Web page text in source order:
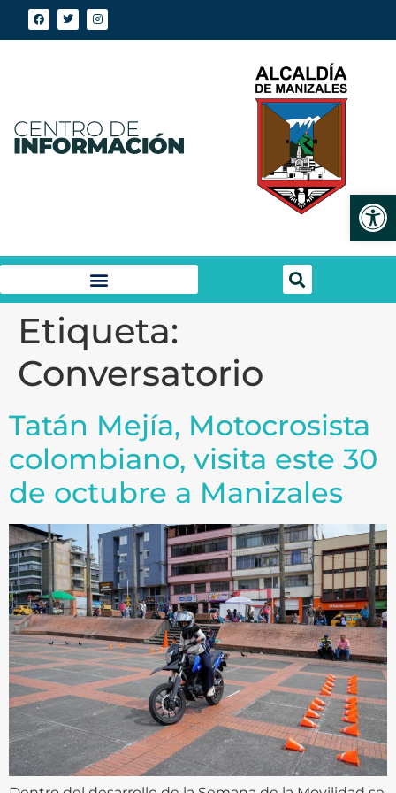
Etiqueta:
Conversatorio
Tatán Mejía, Motocrosista
colombiano, visita este 30
de octubre a Manizales